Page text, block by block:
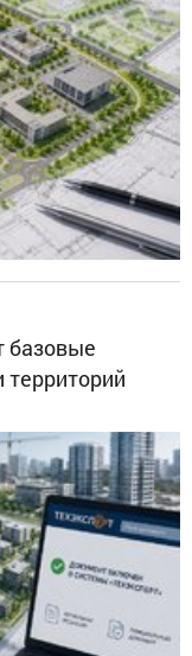
базовые
территорий